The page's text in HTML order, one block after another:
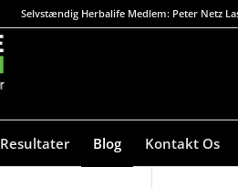
Selvstændig Herbalife Medlem: Peter Netz
Resultater Blog Kontakt Os